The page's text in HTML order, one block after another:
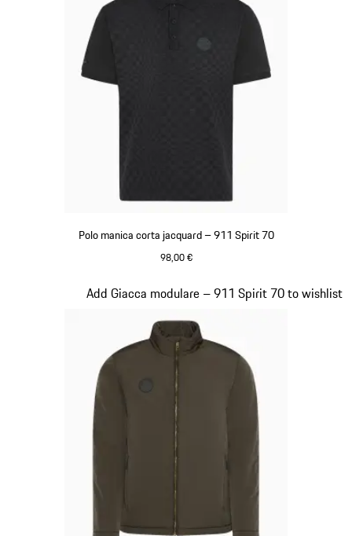
Polo manica corta jacquard – 911 Spirit 70
98,00 €
Add Giacca modulare – 911 Spirit 70 to wishlist
Diapositiva 6 di 20